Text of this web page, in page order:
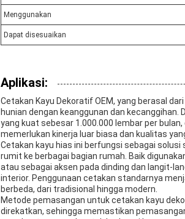
Menggunakan
Dapat disesuaikan
Aplikasi:
Cetakan Kayu Dekoratif OEM, yang berasal
hunian dengan keanggunan dan
yang kuat sebesar 1.000.000 lembar per
memerlukan kinerja luar biasa dan kualitas
Cetakan kayu hias ini berfungsi sebagai
rumit ke berbagai bagian rumah. Baik
atau sebagai aksen pada dinding dan langit-
interior. Penggunaan cetakan standarnya
berbeda, dari tradisional hingga modern.
Metode pemasangan untuk cetakan kayu
direkatkan, sehingga memastikan